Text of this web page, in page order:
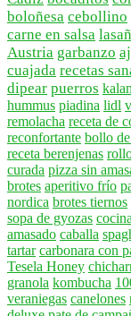
boloñesa cebollino
carne en salsa
Austria garbanzo
cuajada recetas
dipear puerros
hummus piadina lidl
remolacha receta de
reconfortante bollo
receta berenjenas
curada pizza sin
brotes aperitivo frío
nordica brotes tiernos
sopa de gyozas
amasado caballa
tartar carbonara con
Tesela Honey
granola kombucha
veraniegas canelones